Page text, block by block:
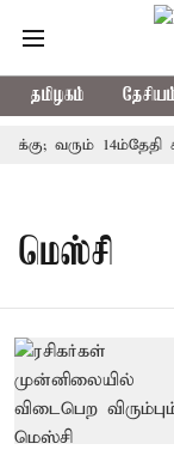
தமிழகம்
வரும் 14ம்தேதி
மெஸ்சி